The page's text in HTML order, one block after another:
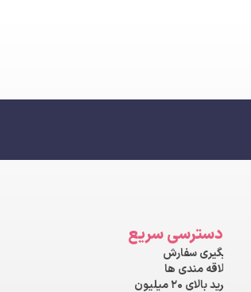
دسترسی سریع
پیگیری سفارش
علاقه مندی ها
خرید بالای ۲۰ میلیون